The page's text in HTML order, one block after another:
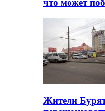
что может
Жители